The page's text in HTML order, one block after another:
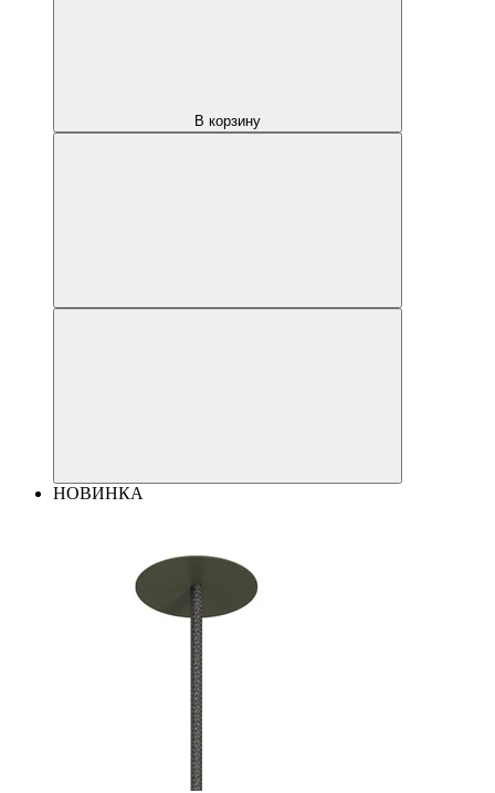
В корзину
НОВИНКА